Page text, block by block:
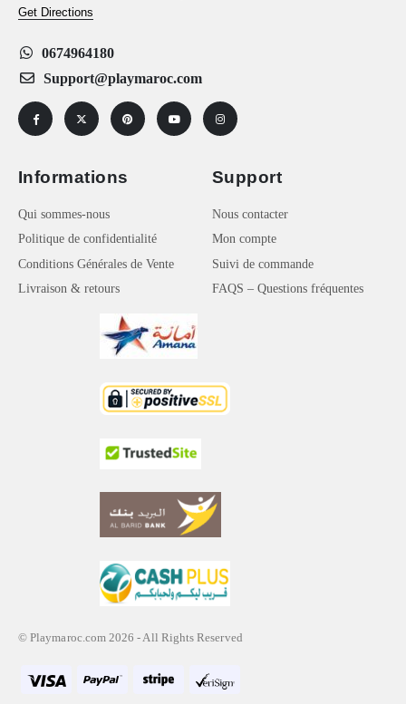
Get Directions
0674964180
Support@playmaroc.com
Informations
Qui sommes-nous
Politique de confidentialité
Conditions Générales de Vente
Livraison & retours
Support
Nous contacter
Mon compte
Suivi de commande
FAQS – Questions fréquentes
© Playmaroc.com 2026 - All Rights Reserved